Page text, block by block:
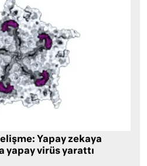
Yapay zekaya
yapay virüs yarattı